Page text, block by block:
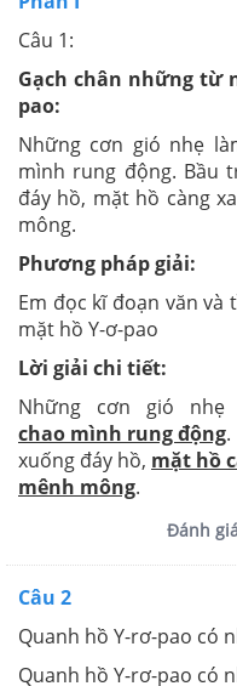
Câu 1:
Gạch chân những từ
pao:
Những cơn gió nhẹ
mình rung động. Bầu
đáy hồ, mặt hồ càng
mông.
Phương pháp giải:
Em đọc kĩ đoạn văn
mặt hồ Y-ơ-pao
Lời giải chi tiết:
Những cơn gió
chao mình rung động
xuống đáy hồ, mặt hồ
mênh mông.
Đánh
Câu 2
Quanh hồ Y-rơ-pao có
Quanh hồ Y-rơ-pao có